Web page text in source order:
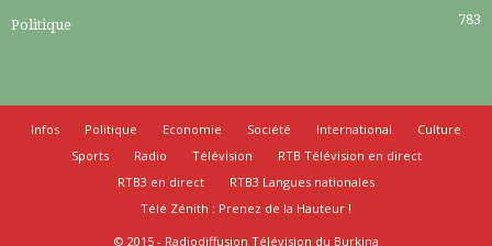
Politique 783
Infos Politique Economie Société International
Culture
Sports
Radio Télévision
RTB Télévision en direct
RTB3 en direct
RTB3 Langues nationales
Télé Zénith : Prenez de la Hauteur !
© 2015 - Radiodiffusion Télévision du Burkina